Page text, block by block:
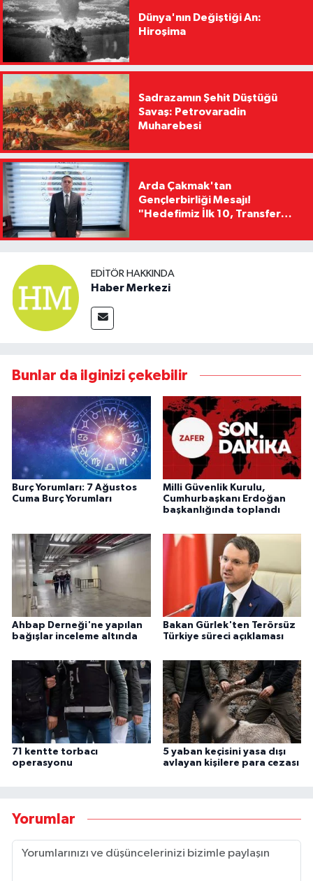
Dünya'nın Değiştiği An:
Hiroşima
Sadrazamın Şehit Düştüğü
Savaş: Petrovaradin
Muharebesi
Arda Çakmak'tan
Gençlerbirliği Mesajı!
"Hedefimiz İlk 10, Transfer
Kaldıracağız"
EDITÖR HAKKINDA
Haber Merkezi
Bunlar da ilginizi çekebilir
Burç Yorumları: 7 Ağustos
Cuma Burç Yorumları
Milli Güvenlik Kurulu,
Cumhurbaşkanı Erdoğan
başkanlığında toplandı
Ahbap Derneği'ne yapılan
bağışlar inceleme altında
Bakan Gürlek'ten Terörsüz
Türkiye süreci açıklaması
71 kentte torbacı
operasyonu
5 yaban keçisini yasa dışı
avlayan kişilere para cezası
Yorumlar